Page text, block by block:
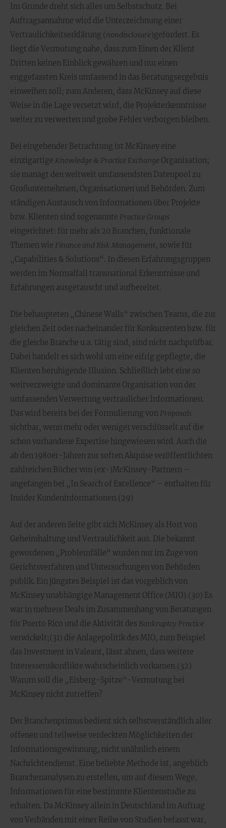
Im Grunde dreht sich alles um Selbstschutz. Bei
Auftragsannahme wird die Unterzeichnung einer
Vertraulichkeitserklärung (nondisclosure)gefordert. Es
liegt die Vermutung nahe, dass zum Einen der Klient
Dritten keinen Einblick gewähren und nur einen
enggefassten Kreis umfassend in das Beratungsergebnis
einweihen soll; zum Anderen, dass McKinsey auf diese
Weise in die Lage versetzt wird, die Projekterkenntnisse
weiter zu verwerten und grobe Fehler verborgen bleiben.
Bei eingehender Betrachtung ist McKinsey eine
einzigartige Knowledge & Practice Exchange Organisation;
sie managt den weltweit umfassendsten Datenpool zu
Großunternehmen, Organisationen und Behörden. Zum
ständigen Austausch von Informationen über Projekte
bzw. Klienten sind sogenannte Practice Groups
eingerichtet: für mehr als 20 Branchen, funktionale
Themen wie Finance and Risk Management, sowie für
„Capabilities & Solutions“. In diesen Erfahrungsgruppen
werden im Normalfall transnational Erkenntnisse und
Erfahrungen ausgetauscht und aufbereitet.
Die behaupteten „Chinese Walls“ zwischen Teams, die zur
gleichen Zeit oder nacheinander für Konkurrenten bzw. für
die gleiche Branche u.a. tätig sind, sind nicht nachprüfbar.
Dabei handelt es sich wohl um eine eifrig gepflegte, die
Klienten beruhigende Illusion. Schließlich lebt eine so
weitverzweigte und dominante Organisation von der
umfassenden Verwertung vertraulicher Informationen.
Das wird bereits bei der Formulierung von Proposals
sichtbar, wenn mehr oder weniger verschlüsselt auf die
schon vorhandene Expertise hingewiesen wird. Auch die
ab den 1980er-Jahren zur soften Akquise veröffentlichten
zahlreichen Bücher von (ex-)McKinsey-Partnern –
angefangen bei „In Search of Excellence“ – enthalten für
Insider Kundeninformationen.(29)
Auf der anderen Seite gibt sich McKinsey als Hort von
Geheimhaltung und Vertraulichkeit aus. Die bekannt
gewordenen „Problemfälle“ wurden nur im Zuge von
Gerichtsverfahren und Untersuchungen von Behörden
publik. Ein jüngstes Beispiel ist das vorgeblich von
McKinsey unabhängige Management Office (MIO).(30) Es
war in mehrere Deals im Zusammenhang von Beratungen
für Puerto Rico und die Aktivität des Bankruptcy Practice
verwickelt;(31) die Anlagepolitik des MIO, zum Beispiel
das Investment in Valeant, lässt ahnen, dass weitere
Interessenskonflikte wahrscheinlich vorkamen.(32)
Warum soll die „Eisberg-Spitze“-Vermutung bei
McKinsey nicht zutreffen?
Der Branchenprimus bedient sich selbstverständlich aller
offenen und teilweise verdeckten Möglichkeiten der
Informationsgewinnung, nicht unähnlich einem
Nachrichtendienst. Eine beliebte Methode ist, angeblich
Branchenanalysen zu erstellen, um auf diesem Wege,
Informationen für eine bestimmte Klientenstudie zu
erhalten. Da McKinsey allein in Deutschland im Auftrag
von Verbänden mit einer Reihe von Studien befasst war,